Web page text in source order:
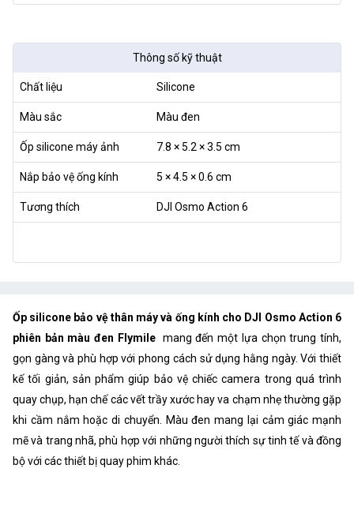
Thông số kỹ thuật
Chất liệu Silicone
Màu sắc Màu đen
Ốp silicone máy ảnh 7.8 × 5.2 × 3.5 cm
Nắp bảo vệ ống kính 5 × 4.5 × 0.6 cm
Tương thích DJI Osmo Action 6
Ốp silicone bảo vệ thân máy và ống kính cho DJI Osmo Action 6
phiên bản màu đen Flymile mang đến một lựa chọn trung tính,
gọn gàng và phù hợp với phong cách sử dụng hằng ngày. Với thiết
kế tối giản, sản phẩm giúp bảo vệ chiếc camera trong quá trình
quay chụp, hạn chế các vết trầy xước hay va chạm nhẹ thường gặp
khi cầm nắm hoặc di chuyển. Màu đen mang lại cảm giác mạnh
mẽ và trang nhã, phù hợp với những người thích sự tinh tế và đồng
bộ với các thiết bị quay phim khác.